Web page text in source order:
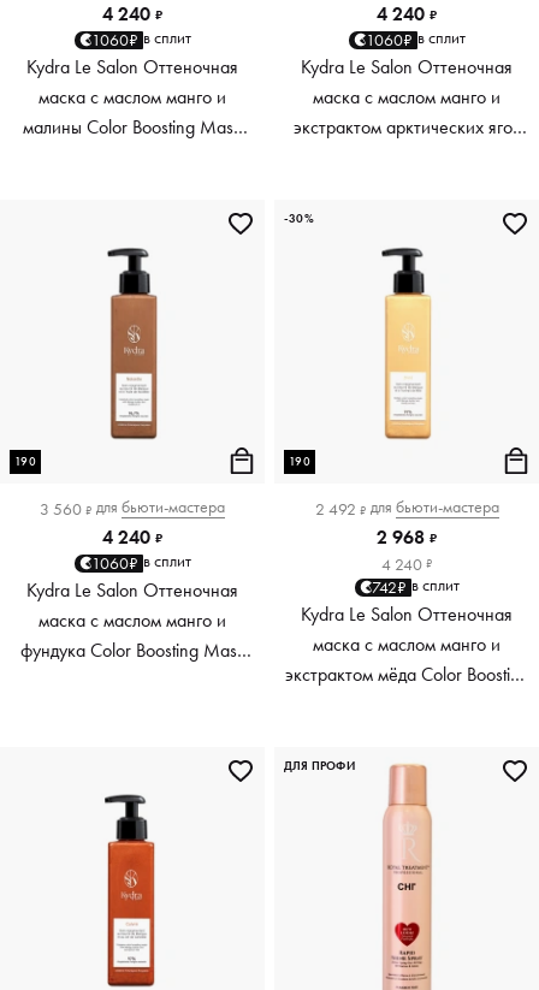
4 240 ₽
1060₽ в сплит
Kydra Le Salon Оттеночная
маска с маслом манго и
малины Color Boosting Mask
4 240 ₽
1060₽ в сплит
Kydra Le Salon Оттеночная
маска с маслом манго и
экстрактом арктических ягод
190
3 560 ₽ для бьюти-мастера
4 240 ₽
1060₽ в сплит
Kydra Le Salon Оттеночная
маска с маслом манго и
фундука Color Boosting Mask
190
2 492 ₽ для бьюти-мастера
2 968 ₽
4 240 ₽
742₽ в сплит
Kydra Le Salon Оттеночная
маска с маслом манго и
экстрактом мёда Color Boosting
-30%
ДЛЯ ПРОФИ